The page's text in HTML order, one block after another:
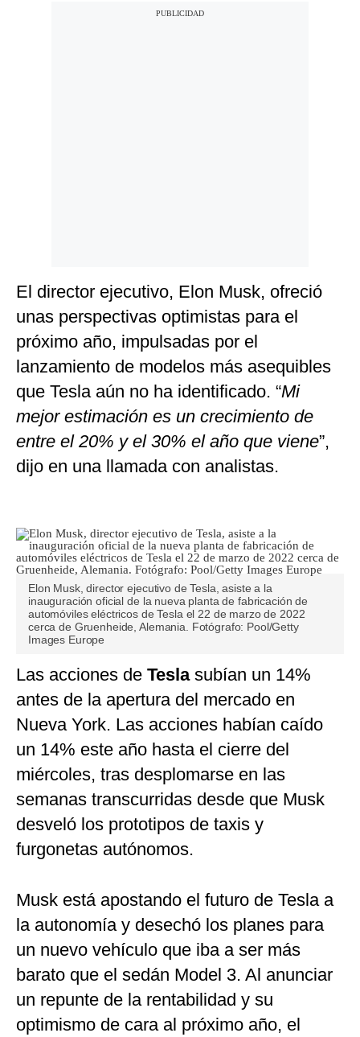
El director ejecutivo, Elon Musk, ofreció
unas perspectivas optimistas para el
próximo año, impulsadas por el
lanzamiento de modelos más asequibles
que Tesla aún no ha identificado. “Mi
mejor estimación es un crecimiento de
entre el 20% y el 30% el año que viene”,
dijo en una llamada con analistas.
Elon Musk, director ejecutivo de Tesla, asiste a la
inauguración oficial de la nueva planta de fabricación de
automóviles eléctricos de Tesla el 22 de marzo de 2022
cerca de Gruenheide, Alemania. Fotógrafo: Pool/Getty
Images Europe
Las acciones de Tesla subían un 14%
antes de la apertura del mercado en
Nueva York. Las acciones habían caído
un 14% este año hasta el cierre del
miércoles, tras desplomarse en las
semanas transcurridas desde que Musk
desveló los prototipos de taxis y
furgonetas autónomos.
Musk está apostando el futuro de Tesla a
la autonomía y desechó los planes para
un nuevo vehículo que iba a ser más
barato que el sedán Model 3. Al anunciar
un repunte de la rentabilidad y su
optimismo de cara al próximo año, el